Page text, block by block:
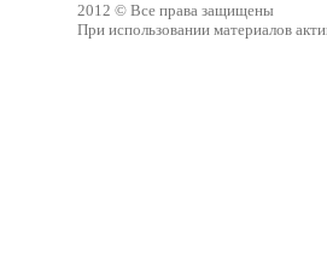
2012 © Все права защищены
При использовании материалов